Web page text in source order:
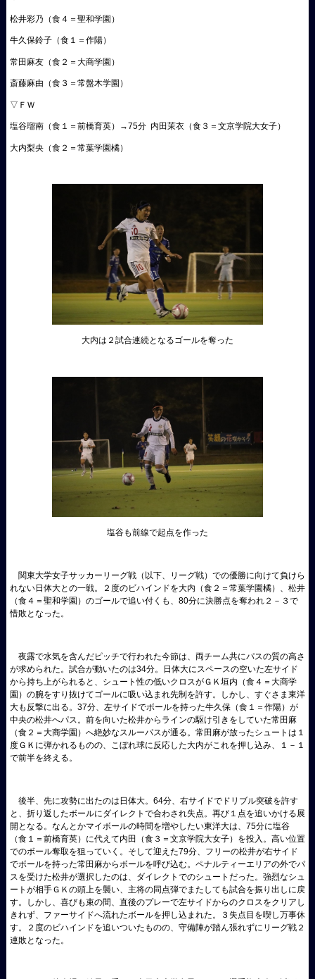
松井彩乃（食４＝聖和学園）
牛久保鈴子（食１＝作陽）
常田麻友（食２＝大商学園）
斎藤麻由（食３＝常盤木学園）
▽ＦＷ
塩谷瑠南（食１＝前橋育英）→75分 内田茉衣（食３＝文京学院大女子）
大内梨央（食２＝常葉学園橘）
大内は２試合連続となるゴールを奪った
塩谷も前線で起点を作った
関東大学女子サッカーリーグ戦（以下、リーグ戦）での優勝に向けて負けら
れない日体大との一戦。２度のビハインドを大内（食２＝常葉学園橘）、松井
（食４＝聖和学園）のゴールで追い付くも、80分に決勝点を奪われ２－３で
惜敗となった。
夜露で水気を含んだピッチで行われた今節は、両チーム共にパスの質の高さ
が求められた。試合が動いたのは34分。日体大にスペースの空いた左サイド
から持ち上がられると、シュート性の低いクロスがＧＫ垣内（食４＝大商学
園）の腕をすり抜けてゴールに吸い込まれ先制を許す。しかし、すぐさま東洋
大も反撃に出る。37分、左サイドでボールを持った牛久保（食１＝作陽）が
中央の松井へパス。前を向いた松井からラインの駆け引きをしていた常田麻
（食２＝大商学園）へ絶妙なスルーパスが通る。常田麻が放ったシュートは１
度ＧＫに弾かれるものの、こぼれ球に反応した大内がこれを押し込み、１－１
で前半を終える。
後半、先に攻勢に出たのは日体大。64分、右サイドでドリブル突破を許す
と、折り返したボールにダイレクトで合わされ失点。再び１点を追いかける展
開となる。なんとかマイボールの時間を増やしたい東洋大は、75分に塩谷
（食１＝前橋育英）に代えて内田（食３＝文京学院大女子）を投入。高い位置
でのボール奪取を狙っていく。そして迎えた79分、フリーの松井が右サイド
でボールを持った常田麻からボールを呼び込む。ペナルティーエリアの外でパ
スを受けた松井が選択したのは、ダイレクトでのシュートだった。強烈なシュ
ートが相手ＧＫの頭上を襲い、主将の同点弾でまたしても試合を振り出しに戻
す。しかし、喜びも束の間、直後のプレーで左サイドからのクロスをクリアし
きれず、ファーサイドへ流れたボールを押し込まれた。３失点目を喫し万事休
す。２度のビハインドを追いついたものの、守備陣が踏ん張れずにリーグ戦２
連敗となった。